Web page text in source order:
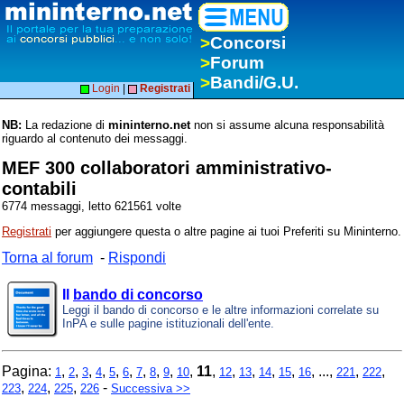
>Concorsi
>Forum
>Bandi/G.U.
Login Registrati
NB: La redazione di mininterno.netnon si assume alcuna responsabilità
riguardo al contenuto dei messaggi.
MEF 300 collaboratori amministrativo-
contabili
6774 messaggi, letto 621561 volte
Registrati per aggiungere questa o altre pagine ai tuoi Preferiti su Mininterno.
Torna al forum - Rispondi
bando di concorso
Leggi il bando di concorso e le altre informazioni correlate su
InPA e sulle pagine istituzionali dell'ente.
Pagina: 1, 2, 3, 4, 5, 6, 7, 8, 9, 10, 11, 12, 13, 14, 15, 16, ..., 221, 222,
223, 224, 225, 226 - Successiva >>